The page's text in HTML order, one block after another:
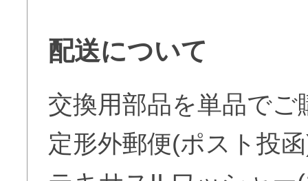
配送について
交換用部品を単品で
定形外郵便(ポスト投